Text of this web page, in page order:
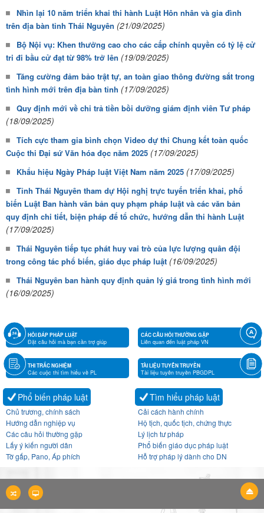
Nhìn lại 10 năm triển khai thi hành Luật Hôn nhân và gia đình
trên địa bàn tỉnh Thái Nguyên (21/09/2025)
Bộ Nội vụ: Khen thưởng cao cho các cấp chính quyền có tỷ lệ cử
tri đi bầu cử đạt từ 98% trở lên (19/09/2025)
Tăng cường đảm bảo trật tự, an toàn giao thông đường sắt trong
tình hình mới trên địa bàn tỉnh (17/09/2025)
Quy định mới về chi trả tiền bồi dưỡng giám định viên Tư pháp
(18/09/2025)
Tích cực tham gia bình chọn Video dự thi Chung kết toàn quốc
Cuộc thi Đại sứ Văn hóa đọc năm 2025 (17/09/2025)
Khẩu hiệu Ngày Pháp luật Việt Nam năm 2025 (17/09/2025)
Tỉnh Thái Nguyên tham dự Hội nghị trực tuyến triển khai, phổ
biến Luật Ban hành văn bản quy phạm pháp luật và các văn bản
quy định chi tiết, biện pháp để tổ chức, hướng dẫn thi hành Luật
(17/09/2025)
Thái Nguyên tiếp tục phát huy vai trò của lực lượng quân đội
trong công tác phổ biến, giáo dục pháp luật (16/09/2025)
Thái Nguyên ban hành quy định quản lý giá trong tình hình mới
(16/09/2025)
HỎI ĐÁP PHÁP LUẬT
Đặt câu hỏi mà bạn cần trợ giúp
CÁC CÂU HỎI THƯỜNG GẶP
Liên quan đến luật pháp VN
THI TRẮC NGHIỆM
Các cuộc thi tìm hiểu về PL
TÀI LIỆU TUYÊN TRUYỀN
Tài liệu tuyên truyền PBGDPL
Phổ biến pháp luật
Chủ trương, chính sách
Hướng dẫn nghiệp vụ
Các câu hỏi thường gặp
Lấy ý kiến người dân
Tờ gấp, Pano, Áp phích
Tìm hiểu pháp luật
Cải cách hành chính
Hộ tịch, quốc tịch, chứng thực
Lý lịch tư pháp
Phổ biến giáo dục pháp luật
Hỗ trợ pháp lý dành cho DN